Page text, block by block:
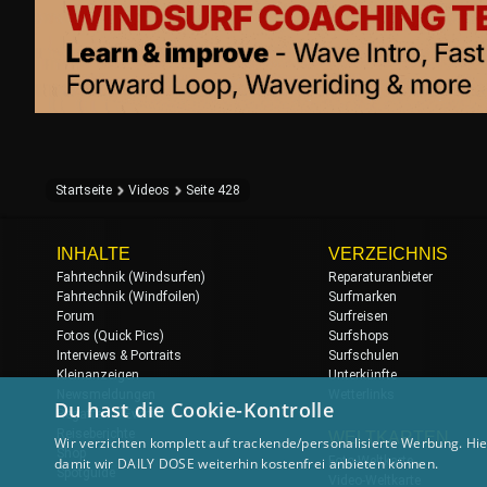
Startseite Videos Seite 428
INHALTE
Fahrtechnik (Windsurfen)
Fahrtechnik (Windfoilen)
Forum
Fotos (Quick Pics)
Interviews & Portraits
Kleinanzeigen
Regatten & Events
Shop
Spotguide
VERZEICHNIS
Reparaturanbieter
Surfmarken
Surfreisen
Surfshops
Surfschulen
Unterkünfte
WELTKARTEN
Foto-Weltkarte
Du hast die Cookie-Kontrolle
Wir verzichten komplett auf trackende/personalisierte Werbung.
damit wir DAILY DOSE weiterhin kostenfrei anbieten können.